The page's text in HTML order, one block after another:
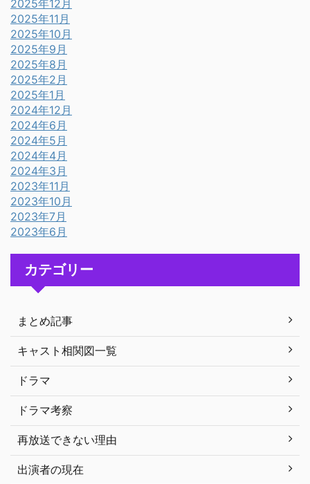
2025年12月
2025年11月
2025年10月
2025年9月
2025年8月
2025年2月
2025年1月
2024年12月
2024年6月
2024年5月
2024年4月
2024年3月
2023年11月
2023年10月
2023年7月
2023年6月
カテゴリー
まとめ記事
キャスト相関図一覧
ドラマ
ドラマ考察
再放送できない理由
出演者の現在